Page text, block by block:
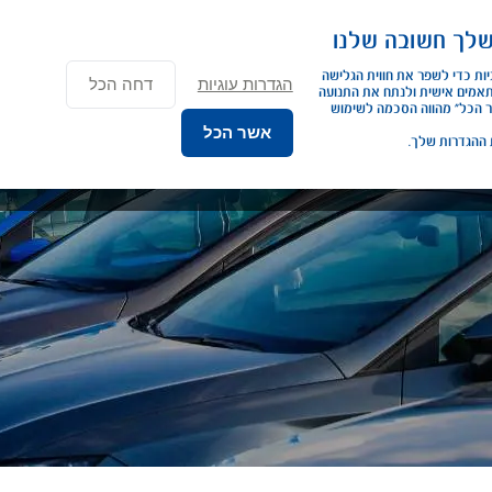
חשובה שלנו
ההגדרות שלך.
הגדרות עוגיות דחה הכל
אשר הכל
פרטי ליסינג תפעולי